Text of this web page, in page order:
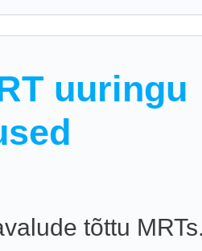
uuringu
tõttu